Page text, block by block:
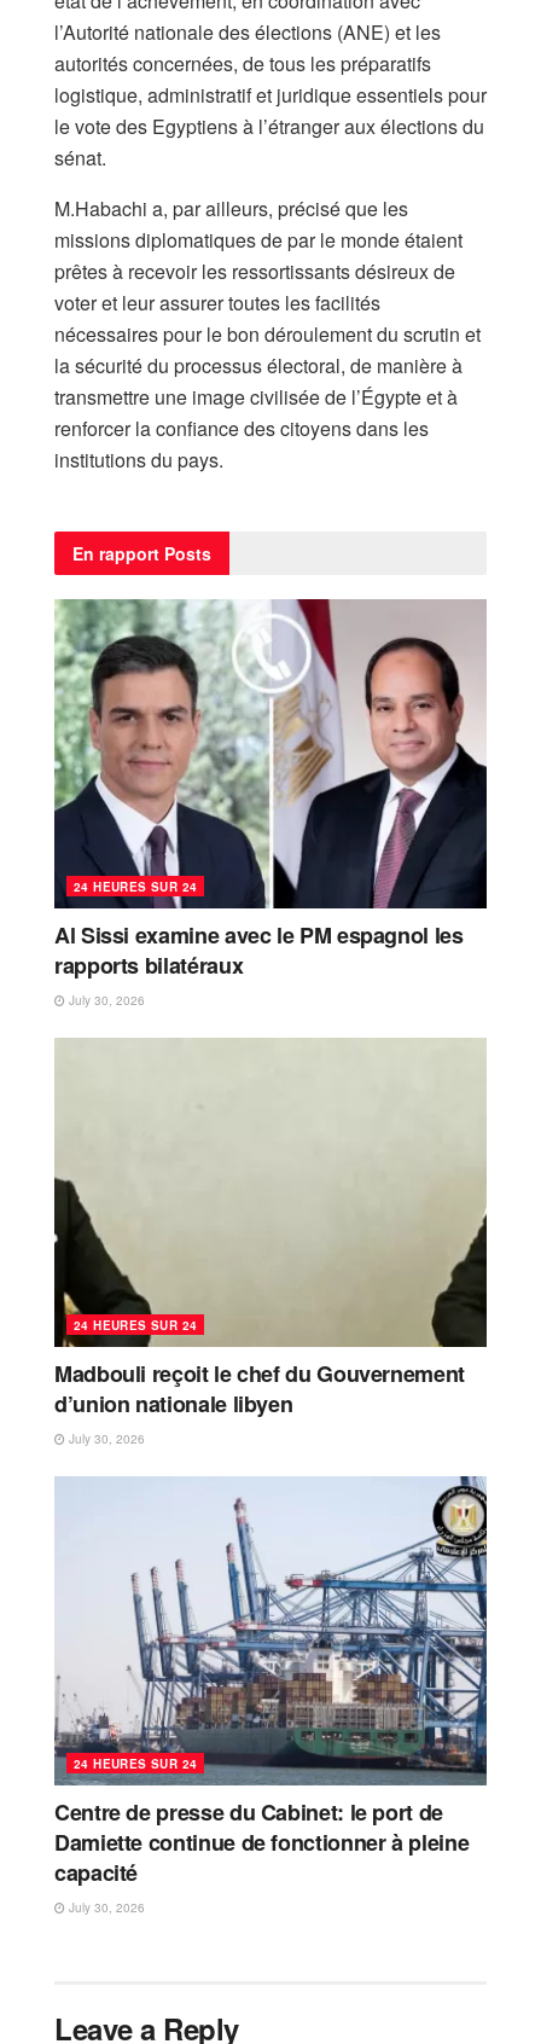
l’Autorité nationale des élections (ANE) et les
autorités concernées, de tous les préparatifs
logistique, administratif et juridique essentiels pour
le vote des Egyptiens à l’étranger aux élections du
sénat.
M.Habachi a, par ailleurs, précisé que les
missions diplomatiques de par le monde étaient
prêtes à recevoir les ressortissants désireux de
voter et leur assurer toutes les facilités
nécessaires pour le bon déroulement du scrutin et
la sécurité du processus électoral, de manière à
transmettre une image civilisée de l’Égypte et à
renforcer la confiance des citoyens dans les
institutions du pays.
En rapport Posts
24 HEURES SUR 24
Al Sissi examine avec le PM espagnol les
rapports bilatéraux
July 30, 2026
24 HEURES SUR 24
Madbouli reçoit le chef du Gouvernement
d’union nationale libyen
July 30, 2026
24 HEURES SUR 24
Centre de presse du Cabinet: le port de
Damiette continue de fonctionner à pleine
capacité
July 30, 2026
Leave a Reply